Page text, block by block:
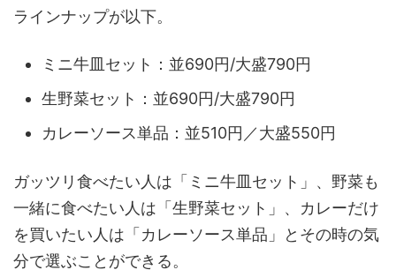
ラインナップが以下。
ミニ牛皿セット：並690円/大盛790円
生野菜セット：並690円/大盛790円
カレーソース単品：並510円／大盛550円
ガッツリ食べたい人は「ミニ牛皿セット」、野菜も
一緒に食べたい人は「生野菜セット」、カレーだけ
を買いたい人は「カレーソース単品」とその時の気
分で選ぶことができる。